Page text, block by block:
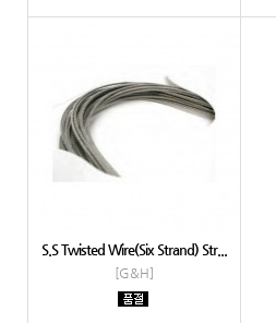
S.S Twisted Wire(Six Strand) Str...
[G&H]